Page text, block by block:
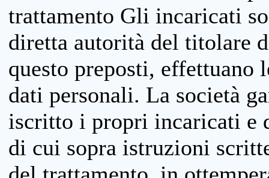
trattamento Gli incaricati
diretta autorità del titolare
questo preposti, effettuano
dati personali. La società
iscritto i propri incaricati e
di cui sopra istruzioni